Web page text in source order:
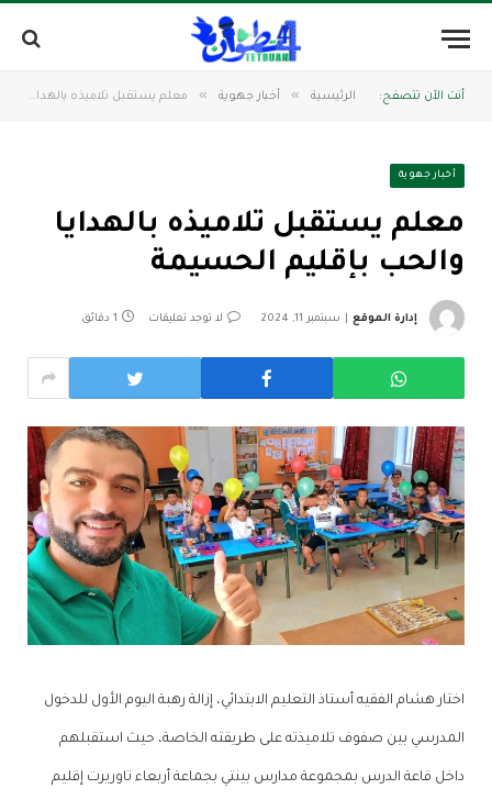
أنت الآن تتصفح: الرئيسية » أخبار جهوية » معلم يستقبل تلاميذه بالهدايا والحب بإقليم الحسيمة
أخبار جهوية
معلم يستقبل تلاميذه بالهدايا
والحب بإقليم الحسيمة
إدارة الموقع سبتمبر 11, 2024 لا توجد تعليقات 1 دقائق
اختار هشام الفقيه أستاذ التعليم الابتدائي، إزالة رهبة اليوم الأول للدخول
المدرسي بين صفوف تلاميذته على طريقته الخاصة، حيث استقبلهم
داخل قاعة الدرس بمجموعة مدارس بينتي بجماعة أربعاء تاوريرت إقليم